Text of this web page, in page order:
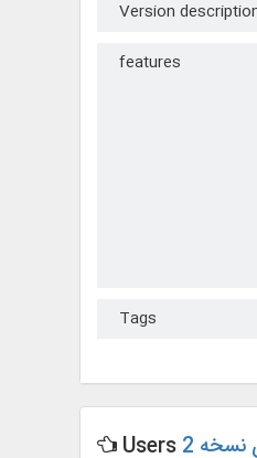
Version
features
Tags
Users 2